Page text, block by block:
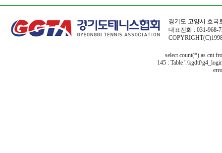
경기도 고양시 호국
대표전화 : 031-968-
select count(*) as cnt
145 : Table